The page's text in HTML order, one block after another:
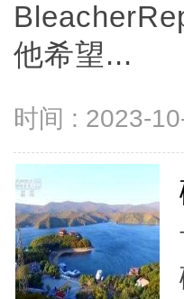
他希望...
时间 : 2023-